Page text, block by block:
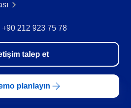
212 923 75 78
talep et
planlayın